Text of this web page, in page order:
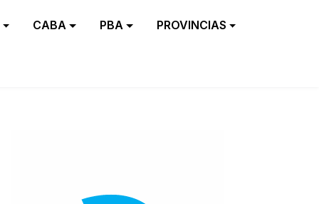
CABA PBA PROVINCIAS